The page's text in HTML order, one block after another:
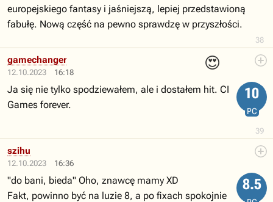
38
europejskiego fantasy i jaśniejszą, lepiej przedstawioną
fabułę. Nową część na pewno sprawdzę w przyszłości.
12.10.2023 16:18
😍
39
gamechanger
10
PC
Ja się nie tylko spodziewałem, ale i dostałem hit. CI
Games forever.
12.10.2023 16:36
szihu
8.5
"do bani, bieda" Oho, znawcę mamy XD
Fakt, powinno być na luzie 8, a po fixach spokojnie